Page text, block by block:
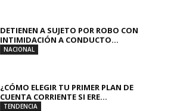
DETIENEN A SUJETO POR ROBO CON
INTIMIDACIÓN A CONDUCTO...
NACIONAL
¿CÓMO ELEGIR TU PRIMER PLAN DE
CUENTA CORRIENTE SI ERE...
TENDENCIA